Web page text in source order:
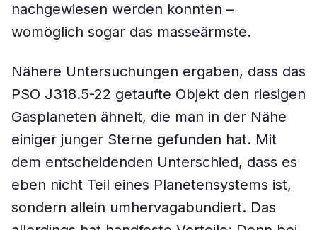
nachgewiesen werden konnten –
womöglich sogar das masseärmste.
Nähere Untersuchungen ergaben, dass das
PSO J318.5-22 getaufte Objekt den riesigen
Gasplaneten ähnelt, die man in der Nähe
einiger junger Sterne gefunden hat. Mit
dem entscheidenden Unterschied, dass es
eben nicht Teil eines Planetensystems ist,
sondern allein umhervagabundiert. Das